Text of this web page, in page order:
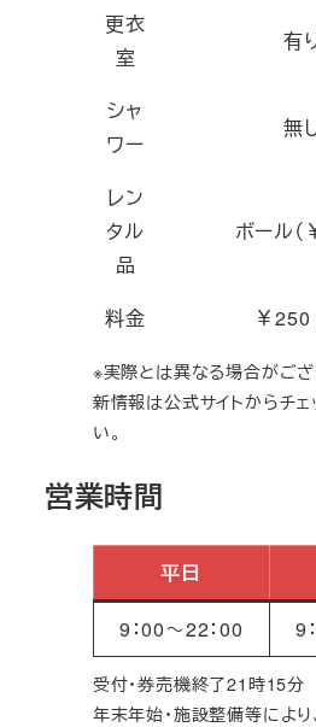
更衣
室
有
シャ
ワー
無
レン
タル
品
ボール（
料金 ￥
※実際とは異なる場合がござ
新情報は公式サイトからチェ
い。
営業時間
平日
9：00～22：00 9
受付・券売機終了21時15分
年末年始・施設整備等により